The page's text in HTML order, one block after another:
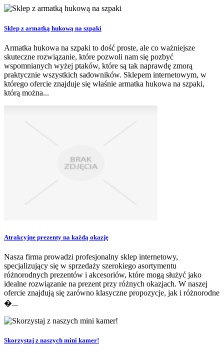
Sklep z armatką hukową na szpaki
Armatka hukowa na szpaki to dość proste, ale co ważniejsze
skuteczne rozwiązanie, które pozwoli nam się pozbyć
wspomnianych wyżej ptaków, które są tak naprawdę zmorą
praktycznie wszystkich sadowników. Sklepem internetowym, w
którego ofercie znajduje się właśnie armatka hukowa na szpaki,
którą można...
Atrakcyjne prezenty na każdą okazję
Nasza firma prowadzi profesjonalny sklep internetowy,
specjalizujący się w sprzedaży szerokiego asortymentu
różnorodnych prezentów i akcesoriów, które mogą służyć jako
idealne rozwiązanie na prezent przy różnych okazjach. W naszej
ofercie znajdują się zarówno klasyczne propozycje, jak i różnorodne
�...
Skorzystaj z naszych mini kamer!